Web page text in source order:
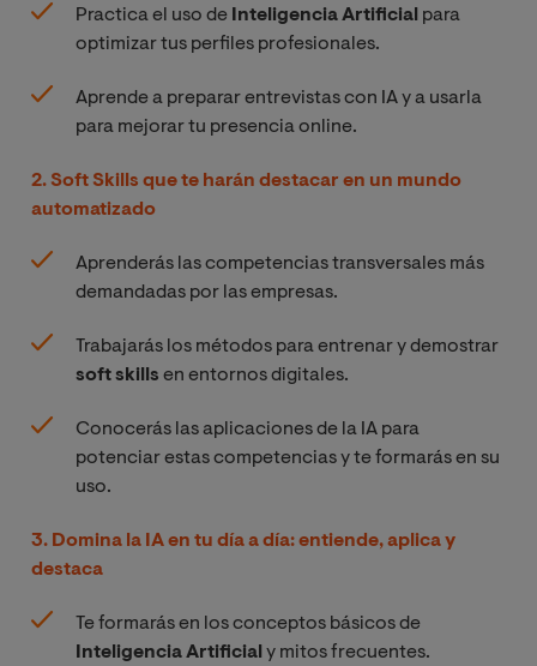
Practica el uso de Inteligencia Artificial para
optimizar tus perfiles profesionales.
Aprende a preparar entrevistas con IA y a usarla
para mejorar tu presencia online.
2. Soft Skills que te harán destacar en un mundo
automatizado
Aprenderás las competencias transversales más
demandadas por las empresas.
Trabajarás los métodos para entrenar y demostrar
soft skills en entornos digitales.
Conocerás las aplicaciones de la IA para
potenciar estas competencias y te formarás en su
uso.
3. Domina la IA en tu día a día: entiende, aplica y
destaca
Te formarás en los conceptos básicos de
Inteligencia Artificial y mitos frecuentes.